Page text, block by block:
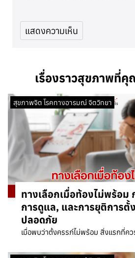
เรื่องราวสุขภาพที่คุ
สุขภาพจิต โรคทางอารมณ์ จิตวิทยา
ทางเลือกเมื่อท้องไม่พร้อม
การดูแล, และการยุติการตั้
ปลอดภัย
เมื่อพบว่าตั้งครรภ์ไม่พร้อม สิ่งแรกที่ค